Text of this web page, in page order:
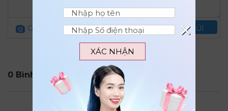
Gửi ảnh Quy định đăng bình luận GỬI
0 Bình Luận
XÁC NHẬN
×